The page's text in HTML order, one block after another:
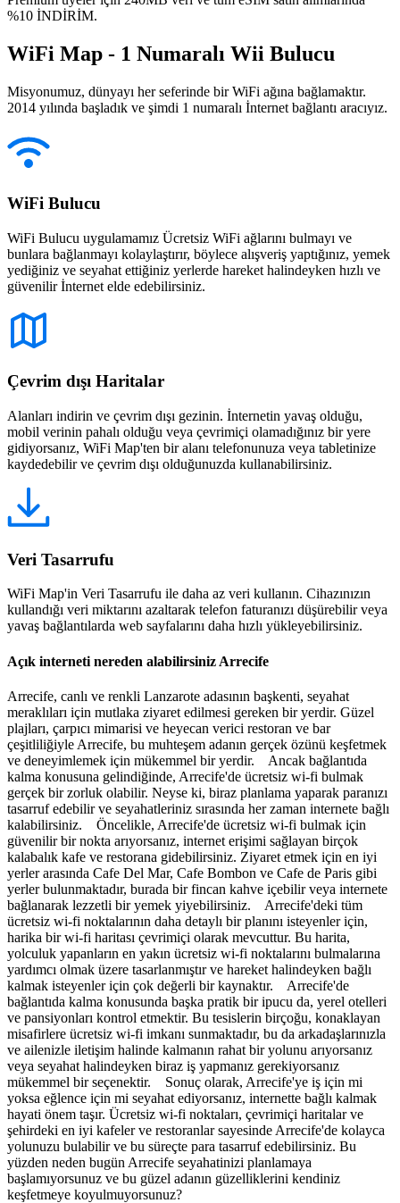
%10 İNDİRİM.
WiFi Map - 1 Numaralı Wii Bulucu
Misyonumuz, dünyayı her seferinde bir WiFi ağına bağlamaktır.
2014 yılında başladık ve şimdi 1 numaralı İnternet bağlantı aracıyız.
WiFi Bulucu
WiFi Bulucu uygulamamız Ücretsiz WiFi ağlarını bulmayı ve
bunlara bağlanmayı kolaylaştırır, böylece alışveriş yaptığınız, yemek
yediğiniz ve seyahat ettiğiniz yerlerde hareket halindeyken hızlı ve
güvenilir İnternet elde edebilirsiniz.
Çevrim dışı Haritalar
Alanları indirin ve çevrim dışı gezinin. İnternetin yavaş olduğu,
mobil verinin pahalı olduğu veya çevrimiçi olamadığınız bir yere
gidiyorsanız, WiFi Map'ten bir alanı telefonunuza veya tabletinize
kaydedebilir ve çevrim dışı olduğunuzda kullanabilirsiniz.
Veri Tasarrufu
WiFi Map'in Veri Tasarrufu ile daha az veri kullanın. Cihazınızın
kullandığı veri miktarını azaltarak telefon faturanızı düşürebilir veya
yavaş bağlantılarda web sayfalarını daha hızlı yükleyebilirsiniz.
Açık interneti nereden alabilirsiniz Arrecife
Arrecife, canlı ve renkli Lanzarote adasının başkenti, seyahat
meraklıları için mutlaka ziyaret edilmesi gereken bir yerdir. Güzel
plajları, çarpıcı mimarisi ve heyecan verici restoran ve bar
çeşitliliğiyle Arrecife, bu muhteşem adanın gerçek özünü keşfetmek
ve deneyimlemek için mükemmel bir yerdir. Ancak bağlantıda
kalma konusuna gelindiğinde, Arrecife'de ücretsiz wi-fi bulmak
gerçek bir zorluk olabilir. Neyse ki, biraz planlama yaparak paranızı
tasarruf edebilir ve seyahatleriniz sırasında her zaman internete bağlı
kalabilirsiniz. Öncelikle, Arrecife'de ücretsiz wi-fi bulmak için
güvenilir bir nokta arıyorsanız, internet erişimi sağlayan birçok
kalabalık kafe ve restorana gidebilirsiniz. Ziyaret etmek için en iyi
yerler arasında Cafe Del Mar, Cafe Bombon ve Cafe de Paris gibi
yerler bulunmaktadır, burada bir fincan kahve içebilir veya internete
bağlanarak lezzetli bir yemek yiyebilirsiniz. Arrecife'deki tüm
ücretsiz wi-fi noktalarının daha detaylı bir planını isteyenler için,
harika bir wi-fi haritası çevrimiçi olarak mevcuttur. Bu harita,
yolculuk yapanların en yakın ücretsiz wi-fi noktalarını bulmalarına
yardımcı olmak üzere tasarlanmıştır ve hareket halindeyken bağlı
kalmak isteyenler için çok değerli bir kaynaktır. Arrecife'de
bağlantıda kalma konusunda başka pratik bir ipucu da, yerel otelleri
ve pansiyonları kontrol etmektir. Bu tesislerin birçoğu, konaklayan
misafirlere ücretsiz wi-fi imkanı sunmaktadır, bu da arkadaşlarınızla
ve ailenizle iletişim halinde kalmanın rahat bir yolunu arıyorsanız
veya seyahat halindeyken biraz iş yapmanız gerekiyorsanız
mükemmel bir seçenektir. Sonuç olarak, Arrecife'ye iş için mi
yoksa eğlence için mi seyahat ediyorsanız, internette bağlı kalmak
hayati önem taşır. Ücretsiz wi-fi noktaları, çevrimiçi haritalar ve
şehirdeki en iyi kafeler ve restoranlar sayesinde Arrecife'de kolayca
yolunuzu bulabilir ve bu süreçte para tasarruf edebilirsiniz. Bu
yüzden neden bugün Arrecife seyahatinizi planlamaya
başlamıyorsunuz ve bu güzel adanın güzelliklerini kendiniz
keşfetmeye koyulmuyorsunuz?